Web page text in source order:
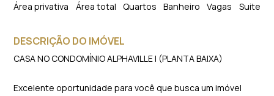
Área privativa
Área total
Quartos
Banheiro
Vagas
Suite
DESCRIÇÃO DO IMÓVEL
CASA NO CONDOMÍNIO ALPHAVILLE I (PLANTA BAIXA)
Excelente oportunidade para você que busca um imóvel